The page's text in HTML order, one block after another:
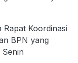
Rapat Koordinasi
BPN yang